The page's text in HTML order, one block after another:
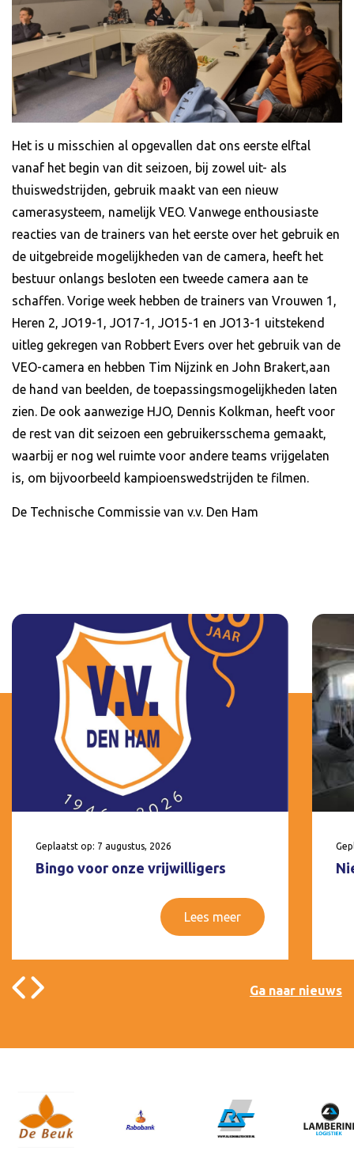
Het is u misschien al opgevallen dat ons eerste elftal
vanaf het begin van dit seizoen, bij zowel uit- als
thuiswedstrijden, gebruik maakt van een nieuw
camerasysteem, namelijk VEO. Vanwege enthousiaste
reacties van de trainers van het eerste over het gebruik en
de uitgebreide mogelijkheden van de camera, heeft het
bestuur onlangs besloten een tweede camera aan te
schaffen. Vorige week hebben de trainers van Vrouwen 1,
Heren 2, JO19-1, JO17-1, JO15-1 en JO13-1 uitstekend
uitleg gekregen van Robbert Evers over het gebruik van de
VEO-camera en hebben Tim Nijzink en John Brakert,aan
de hand van beelden, de toepassingsmogelijkheden laten
zien. De ook aanwezige HJO, Dennis Kolkman, heeft voor
de rest van dit seizoen een gebruikersschema gemaakt,
waarbij er nog wel ruimte voor andere teams vrijgelaten
is, om bijvoorbeeld kampioenswedstrijden te filmen.
De Technische Commissie van v.v. Den Ham
Geplaatst op: 7 augustus, 2026
Bingo voor onze vrijwilligers
Lees meer
Ga naar nieuws